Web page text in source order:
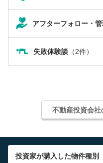
アフターフォロー・
失敗体験談 （2件）
不動産投資会
投資家が購入した物件種別